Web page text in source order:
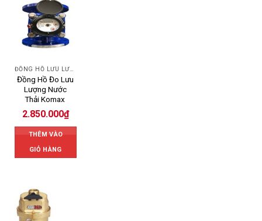
ĐỒNG HỒ LƯU LƯỢNG NƯỚC KOMAX
Đồng Hồ Đo Lưu
Lượng Nước
Thải Komax
2.850.000₫
THÊM VÀO
GIỎ HÀNG